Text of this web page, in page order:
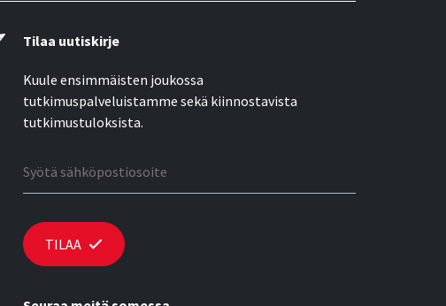
Tilaa uutiskirje
Kuule ensimmäisten joukossa
tutkimuspalveluistamme sekä kiinnostavista
tutkimustuloksista.
TILAA